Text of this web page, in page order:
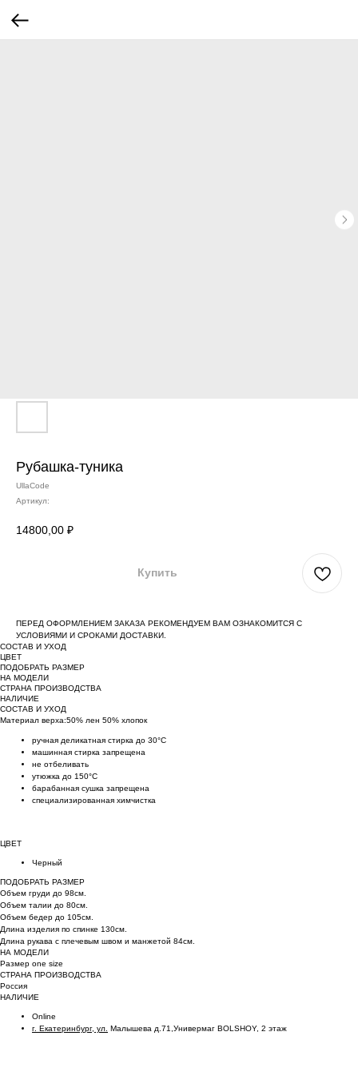
Рубашка-туника
UllaCode
Артикул:
14800,00 ₽
Купить
ПЕРЕД ОФОРМЛЕНИЕМ ЗАКАЗА РЕКОМЕНДУЕМ ВАМ ОЗНАКОМИТСЯ С
УСЛОВИЯМИ И СРОКАМИ ДОСТАВКИ.
СОСТАВ И УХОД
ЦВЕТ
ПОДОБРАТЬ РАЗМЕР
НА МОДЕЛИ
СТРАНА ПРОИЗВОДСТВА
НАЛИЧИЕ
СОСТАВ И УХОД
Материал верха:50% лен 50% хлопок
ручная деликатная стирка до 30°C
машинная стирка запрещена
не отбеливать
утюжка до 150°C
барабанная сушка запрещена
специализированная химчистка
ЦВЕТ
Черный
ПОДОБРАТЬ РАЗМЕР
Объем груди до 98см.
Объем талии до 80см.
Объем бедер до 105см.
Длина изделия по спинке 130см.
Длина рукава с плечевым швом и манжетой 84см.
НА МОДЕЛИ
Размер one size
СТРАНА ПРОИЗВОДСТВА
Россия
НАЛИЧИЕ
Online
г. Екатеринбург, ул. Малышева д.71,Универмаг BOLSHOY, 2 этаж